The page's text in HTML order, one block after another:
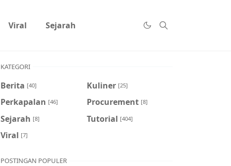
Viral Sejarah
KATEGORI
Berita [40] Kuliner [25]
Perkapalan [46] Procurement [8]
Sejarah [8] Tutorial [404]
Viral [7]
POSTINGAN POPULER